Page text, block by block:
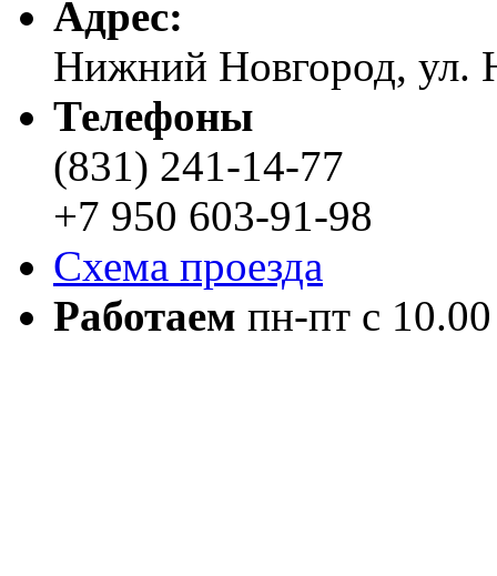
Адреc:
Нижний Новгород, ул.
Телефоны
(831) 241-14-77
+7 950 603-91-98
Схема проезда
Работаем пн-пт с